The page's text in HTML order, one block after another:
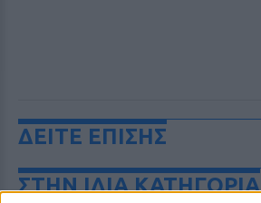
ΔΕΙΤΕ ΕΠΙΣΗΣ
ΣΤΗΝ ΙΔΙΑ ΚΑΤΗΓΟΡΙΑ